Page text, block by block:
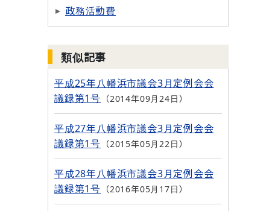
政務活動費
類似記事
平成25年八幡浜市議会3月定例会会
議録第1号
2014年09月24日
平成27年八幡浜市議会3月定例会会
議録第1号
2015年05月22日
平成28年八幡浜市議会3月定例会会
議録第1号
2016年05月17日